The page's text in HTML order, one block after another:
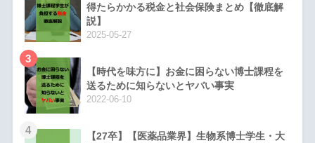
得たらかかる税金と社会保険まとめ【徹底解
説】
2025-05-27
3
【時代を味方に】お金に困らない博士課程を
送るために知らないとヤバい事実
2022-06-10
4
【27卒】【医薬品業界】生物系博士学生・大